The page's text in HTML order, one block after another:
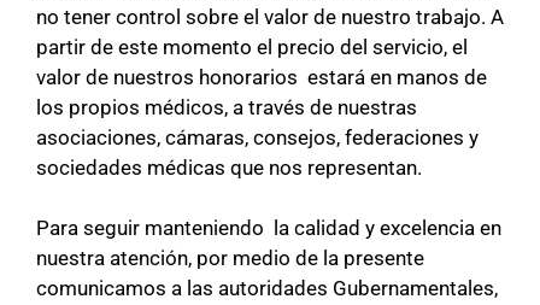
no tener control sobre el valor de nuestro trabajo. A
partir de este momento el precio del servicio, el
valor de nuestros honorarios estará en manos de
los propios médicos, a través de nuestras
asociaciones, cámaras, consejos, federaciones y
sociedades médicas que nos representan.
Para seguir manteniendo la calidad y excelencia en
nuestra atención, por medio de la presente
comunicamos a las autoridades Gubernamentales,